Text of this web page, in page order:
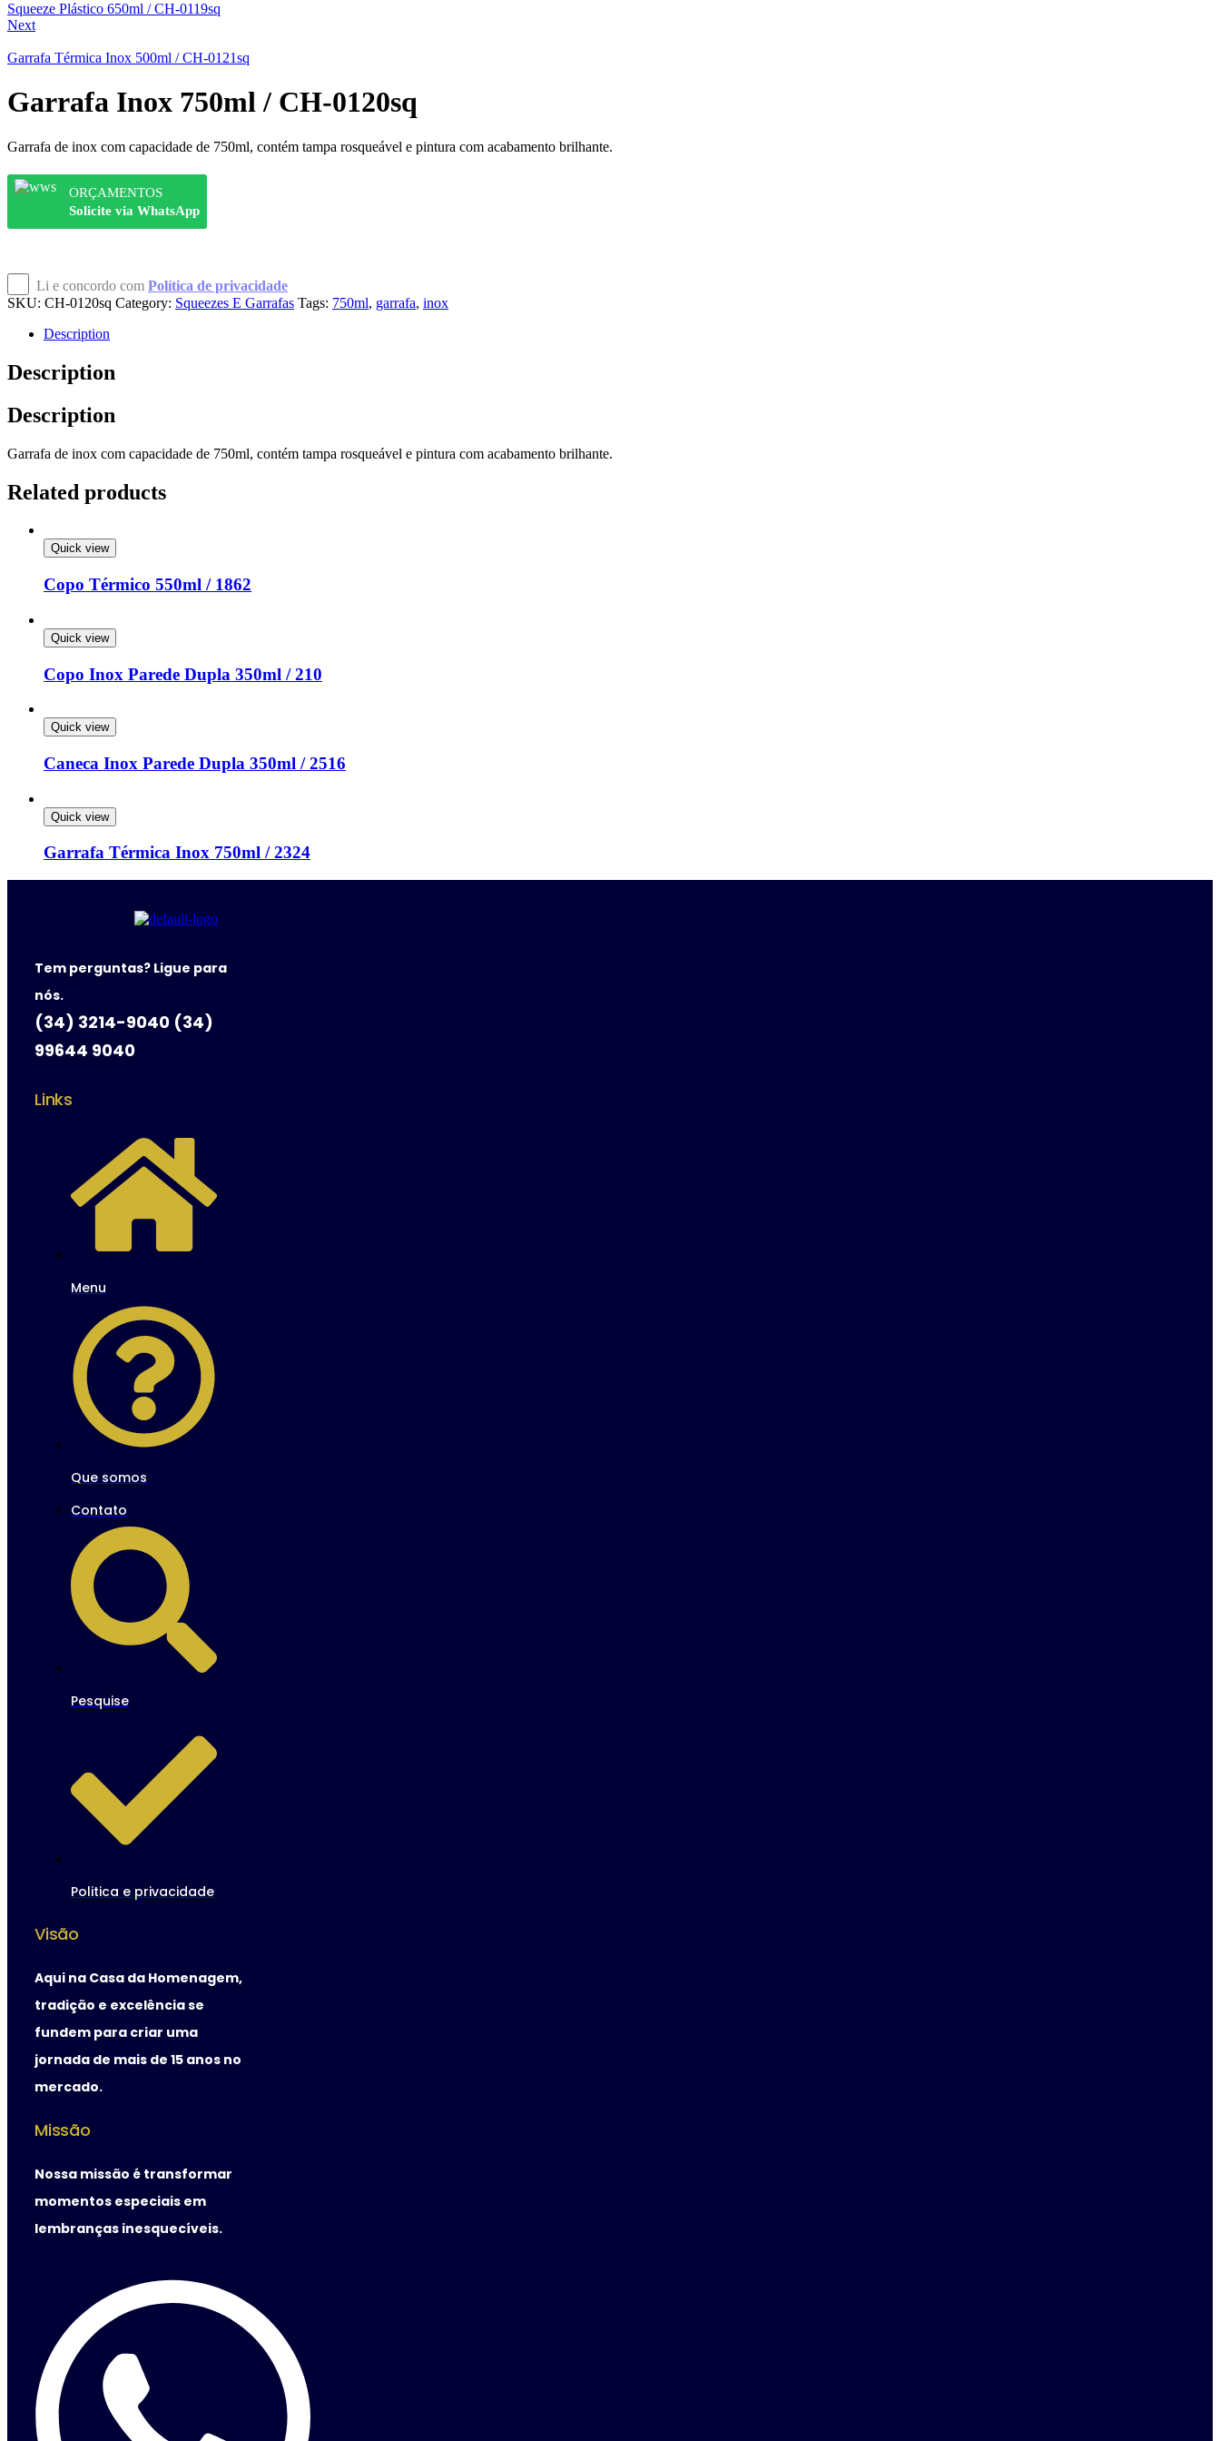
Squeeze Plástico 650ml / CH-0119sq
Next
Garrafa Térmica Inox 500ml / CH-0121sq
Garrafa Inox 750ml / CH-0120sq
Garrafa de inox com capacidade de 750ml, contém tampa rosqueável e pintura com acabamento brilhante.
ORÇAMENTOS
Solicite via WhatsApp
Li e concordo com Política de privacidade
SKU: CH-0120sq Category: Squeezes E Garrafas Tags: 750ml, garrafa, inox
Description
Description
Description
Garrafa de inox com capacidade de 750ml, contém tampa rosqueável e pintura com acabamento brilhante.
Related products
Quick view
Copo Térmico 550ml / 1862
Quick view
Copo Inox Parede Dupla 350ml / 210
Quick view
Caneca Inox Parede Dupla 350ml / 2516
Quick view
Garrafa Térmica Inox 750ml / 2324
Tem perguntas? Ligue para
nós.
(34) 3214-9040 (34)
99644 9040
Links
Menu
Que somos
Contato
Pesquise
Politica e privacidade
Visão
Aqui na Casa da Homenagem,
tradição e excelência se
fundem para criar uma
jornada de mais de 15 anos no
mercado.
Missão
Nossa missão é transformar
momentos especiais em
lembranças inesquecíveis.